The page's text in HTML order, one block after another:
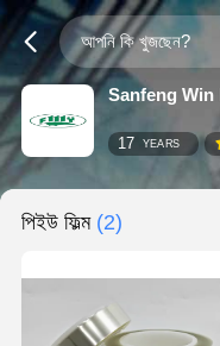
Sanfeng Win
17 YEARS
পিইউ ফিল্ম (2)